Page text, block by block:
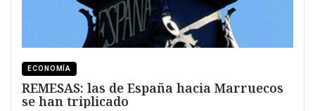
ECONOMÍA
REMESAS: las de España hacia Marruecos
se han triplicado